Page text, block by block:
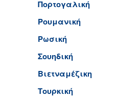
Πορτογαλική
Ρουμανική
Ρωσική
Σουηδική
Βιετναμέζικη
Τουρκική